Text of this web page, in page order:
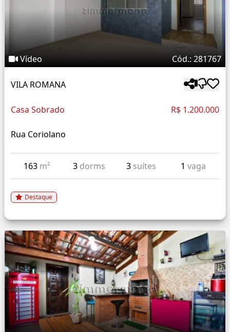
Vídeo Cód.: 281767
VILA ROMANA
Casa Sobrado R$ 1.200.000
Rua Coriolano
163 m² 3 dorms 3 suítes 1 vaga
Destaque